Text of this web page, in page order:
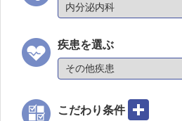
疾患を選ぶ
こだわり条件